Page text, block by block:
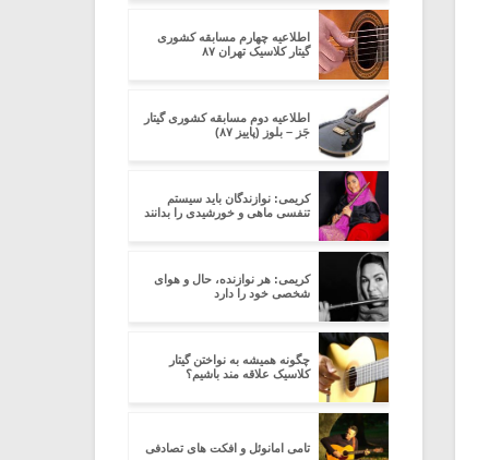
اطلاعیه چهارم مسابقه کشوری
گیتار کلاسیک تهران ۸۷
اطلاعیه دوم مسابقه کشوری گیتار
جَز – بلوز (پاییز ۸۷)
کریمی: نوازندگان باید سیستم
تنفسی ماهی و خورشیدی را بدانند
کریمی: هر نوازنده، حال و هوای
شخصی خود را دارد
چگونه همیشه به نواختن گیتار
کلاسیک علاقه مند باشیم؟
تامی امانوئل و افکت های تصادفی